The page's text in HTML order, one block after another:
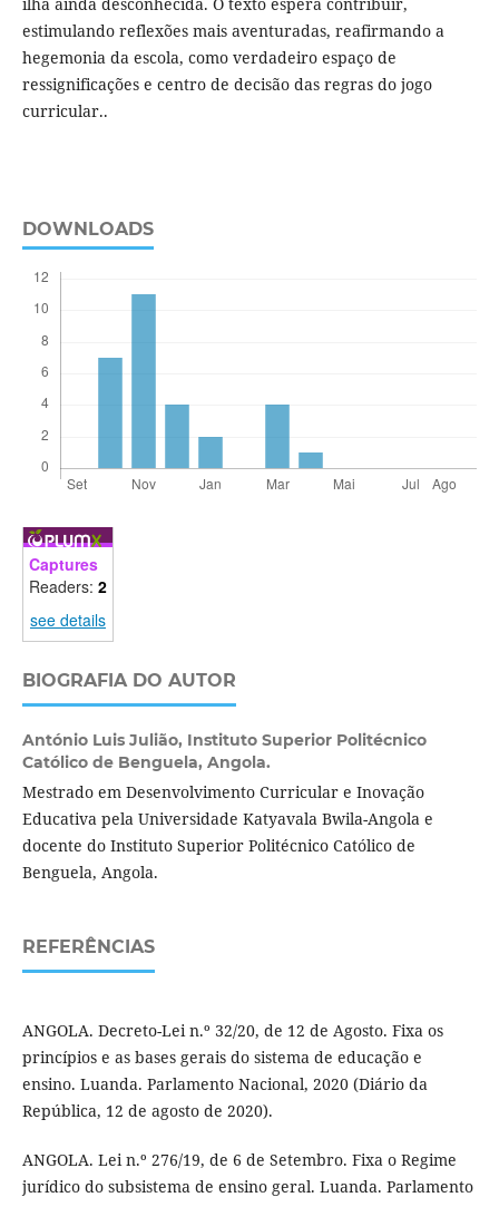
ilha ainda desconhecida. O texto espera contribuir,
estimulando reflexões mais aventuradas, reafirmando a
hegemonia da escola, como verdadeiro espaço de
ressignificações e centro de decisão das regras do jogo
curricular..
DOWNLOADS
Captures
Readers: 2
see details
BIOGRAFIA DO AUTOR
António Luis Julião, Instituto Superior Politécnico
Católico de Benguela, Angola.
Mestrado em Desenvolvimento Curricular e Inovação
Educativa pela Universidade Katyavala Bwila-Angola e
docente do Instituto Superior Politécnico Católico de
Benguela, Angola.
REFERÊNCIAS
ANGOLA. Decreto-Lei n.º 32/20, de 12 de Agosto. Fixa os
princípios e as bases gerais do sistema de educação e
ensino. Luanda. Parlamento Nacional, 2020 (Diário da
República, 12 de agosto de 2020).
ANGOLA. Lei n.º 276/19, de 6 de Setembro. Fixa o Regime
jurídico do subsistema de ensino geral. Luanda. Parlamento